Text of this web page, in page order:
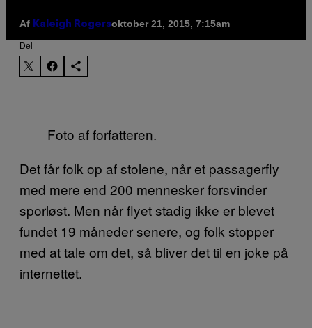
Af Kaleigh Rogersoktober 21, 2015, 7:15am
Del
Foto af forfatteren.
Det får folk op af stolene, når et passagerfly
med mere end 200 mennesker forsvinder
sporløst. Men når flyet stadig ikke er blevet
fundet 19 måneder senere, og folk stopper
med at tale om det, så bliver det til en joke på
internettet.